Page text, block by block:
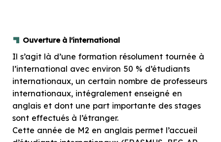
Ouverture à l'international
Il s’agit là d’une formation résolument tournée à
l’international avec environ 50 % d’étudiants
internationaux, un certain nombre de professeurs
internationaux, intégralement enseigné en
anglais et dont une part importante des stages
sont effectués à l’étranger.
Cette année de M2 en anglais permet l’accueil